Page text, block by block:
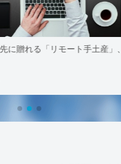
に贈れる「リモート手土産」、